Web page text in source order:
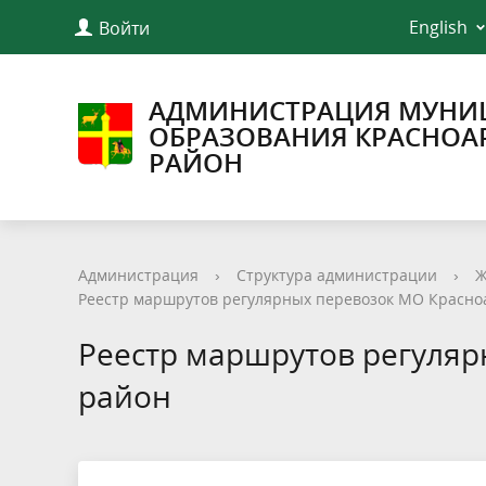
Войти English
АДМИНИСТРАЦИЯ
ОБРАЗОВАНИЯ
РАЙОН
Администрация › Структура администрации ›
Реестр маршрутов регулярных перевозок МО
Реестр маршрутов
район